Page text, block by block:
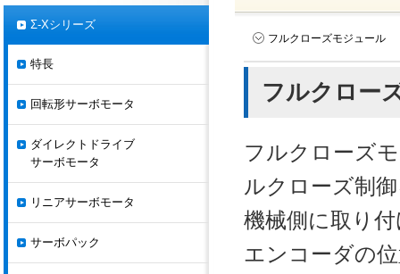
フルクローズモジュール
フルクロー
フルクローズ
ルクローズ制
機械側に取り
エンコーダの
Σ-Xシリーズ
特長
回転形サーボモータ
ダイレクトドライブ
サーボモータ
リニアサーボモータ
サーボパック